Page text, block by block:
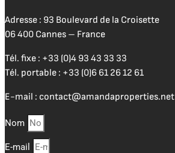
Adresse : 93 Boulevard de la Croisette
06 400 Cannes – France
Tél. fixe : +33 (0)4 93 43 33 33
Tél. portable : +33 (0)6 61 26 12 61
E-mail : contact@amandaproperties.net
Nom
E-mail